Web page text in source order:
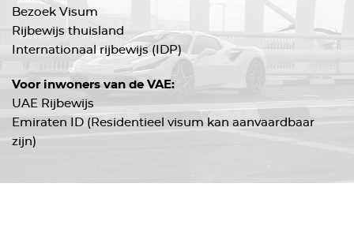
Bezoek Visum
Rijbewijs thuisland
Internationaal rijbewijs (IDP)
Voor inwoners van de VAE:
UAE Rijbewijs
Emiraten ID (Residentieel visum kan aanvaardbaar
zijn)